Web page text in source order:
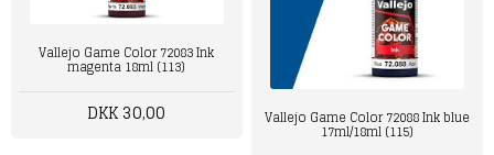
Vallejo Game Color 72083 Ink
magenta 18ml (113)
DKK 30,00 Vallejo Game Color 72088 Ink blue
17ml/18ml (115)